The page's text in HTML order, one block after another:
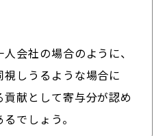
会社の場合のように、
しうるような場合に
献として寄与分が認め
でしょう。